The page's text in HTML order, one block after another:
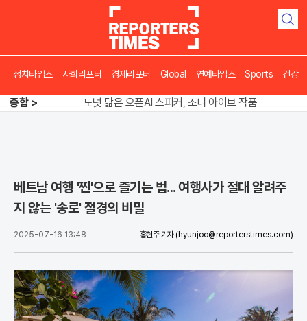
검
정치타임즈 사회리포터 경제리포터 Global 연예타임즈 Sports 건강
종합 >
송영길 인천서 반전 노려, 2주차 경선 요동
도넛 닮은 오픈AI 스피커, 조니 아이브 작품
아파트 방에서 들린 쉭쉭 소리‥코브라였다
베트남 여행 '찐'으로 즐기는 법... 여행사가 절대 알려주
지 않는 '송로' 절경의 비밀
2025-07-16 13:48 홍현주 기자 (hyunjoo@reporterstimes.com)